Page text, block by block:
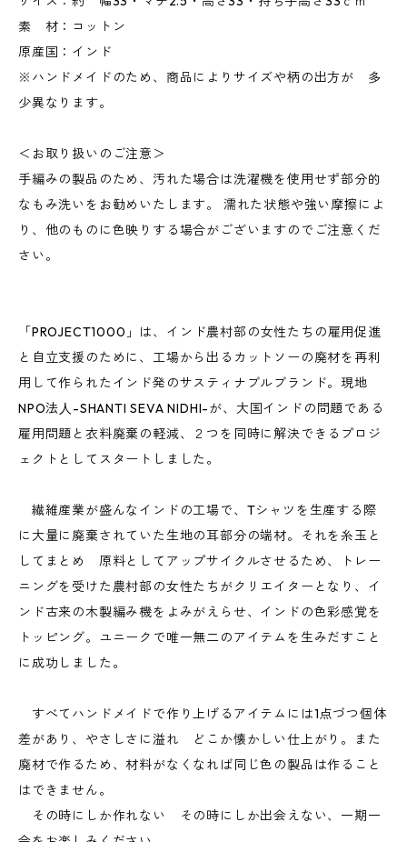
素 材：コットン
原産国：インド
※ハンドメイドのため、商品によりサイズや柄の出方が 多
少異なります。
＜お取り扱いのご注意＞
手編みの製品のため、汚れた場合は洗濯機を使用せず部分的
なもみ洗いをお勧めいたします。 濡れた状態や強い摩擦によ
り、他のものに色映りする場合がございますのでご注意くだ
さい。
「PROJECT1000」は、インド農村部の女性たちの雇用促進
と自立支援のために、工場から出るカットソーの廃材を再利
用して作られたインド発のサスティナブルブランド。現地
NPO法⼈-SHANTI SEVA NIDHI-が、大国インドの問題である
雇用問題と衣料廃棄の軽減、２つを同時に解決できるプロジ
ェクトとしてスタートしました。
繊維産業が盛んなインドの工場で、Tシャツを生産する際
に大量に廃棄されていた生地の耳部分の端材。それを糸玉と
してまとめ 原料としてアップサイクルさせるため、トレー
ニングを受けた農村部の女性たちがクリエイターとなり、イ
ンド古来の木製編み機をよみがえらせ、インドの色彩感覚を
トッピング。ユニークで唯一無二のアイテムを生みだすこと
に成功しました。
すべてハンドメイドで作り上げるアイテムには1点づつ個体
差があり、やさしさに溢れ どこか懐かしい仕上がり。また
廃材で作るため、材料がなくなれば同じ色の製品は作ること
はできません。
その時にしか作れない その時にしか出会えない、一期一